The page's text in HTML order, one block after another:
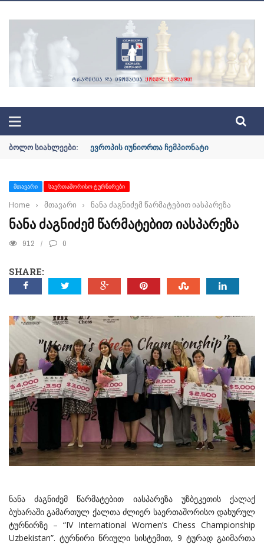
ᲑᲝᲚᲝ ᲡᲘᲐᲮᲚᲔᲔᲑᲘ: ევროპის იუნიორთა ჩემპიონატი
ᲛᲗᲐᲕᲐᲠᲘ ᲡᲐᲔᲠᲗᲐᲨᲝᲠᲘᲡᲝ ᲢᲣᲠᲜᲘᲠᲔᲑᲘ
Home › მთავარი › ნანა ძაგნიძემ წარმატებით იასპარეზა
ᲜᲐᲜᲐ ᲫᲐᲒᲜᲘᲫᲔᲛ ᲬᲐᲠᲛᲐᲢᲔᲑᲘᲗ ᲘᲐᲡᲞᲐᲠᲔᲖᲐ
912 0
SHARE:
ნანა ძაგნიძემ წარმატებით იასპარეზა უზბეკეთის ქალაქ
ბუხარაში გამართულ ქალთა ძლიერ საერთაშორისო დახურულ
ტურნირზე – “IV International Women’s Chess Championship
Uzbekistan”. ტურნირი წრიული სისტემით, 9 ტურად გაიმართა